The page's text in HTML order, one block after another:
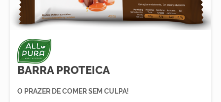
BARRA PROTEICA
O PRAZER DE COMER SEM CULPA!